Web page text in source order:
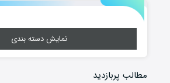
نمایش دسته بندی
مطالب پربازدید